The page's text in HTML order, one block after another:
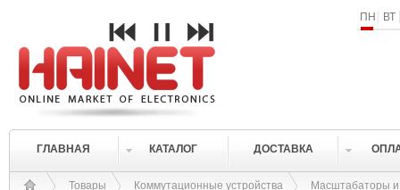
ПН ВТ
ГЛАВНАЯ КАТАЛОГ ДОСТАВКА
Товары Коммутационные устройства Масштабаторы и